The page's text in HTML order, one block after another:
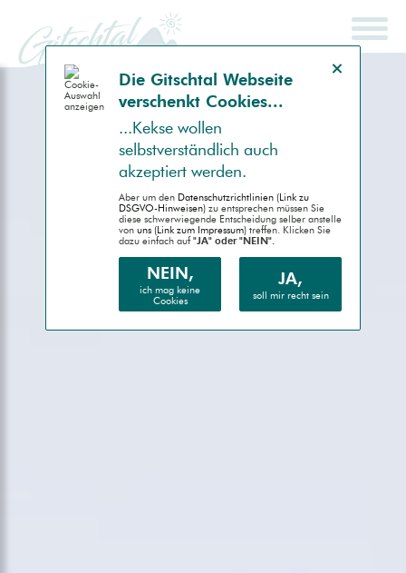
SCHNELLSUCHE
ENDGERÄT
Handheld (PDA)
Barrierefrei (AA)
Die Gitsch­tal Web­seite
ver­schenkt Coo­kies...
...Kek­se wollen
selbst­ver­ständlich auch
akzep­tiert werden.
Aber um den Daten­schutz­richtlinien (Link zu
DSGVO-Hinweisen) zu entsprechen müssen Sie
diese schwer­wiegende Entscheidung selber anstelle
von uns (Link zum Impressum) treffen. Klicken Sie
dazu einfach auf"JA" oder "NEIN".
NEIN,
ich mag keine
Cookies
JA,
soll mir recht sein